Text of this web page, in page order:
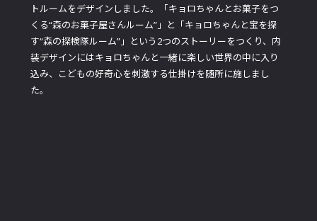
トルームをデザインしました。「キョロちゃんとお菓子をつ
くる“森のお菓子屋さんルーム”」と「キョロちゃんと宝を探
す“森の探検隊ルーム”」という2つのストーリーをつくり、内
装デザインにはキョロちゃんと一緒に楽しい世界の中に入り
込み、こどもの好奇心を刺激する仕掛けを随所に施しまし
た。